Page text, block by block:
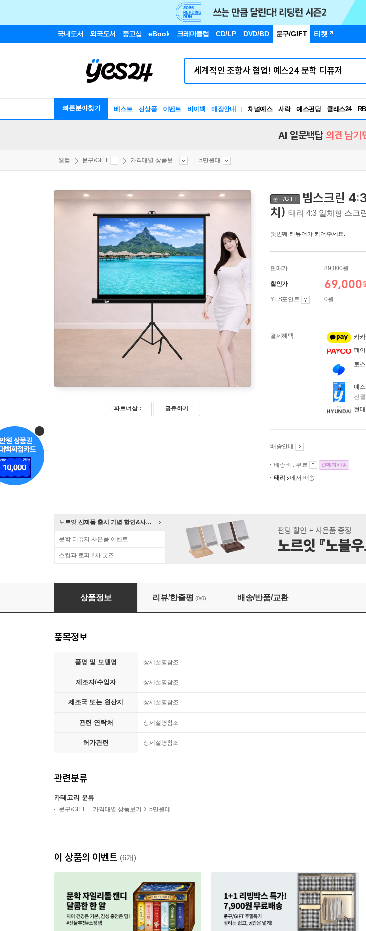
국내도서 외국도서 중고샵 eBook 크레마클럽 CD/LP DVD/BD 문구/GIFT 티켓
빠른분야찾기 베스트 신상품 이벤트 바이백 매장안내 채널예스 사락 예스펀딩 클래스24
독
AI 일문백답 의견 남기
웰컴 문구/GIFT 가격대별 상품보... 5만원대
파트너샵 공유하기
문구/GIFT
빔스크린
치) 태리 4:3 일체형 스크
첫번째 리뷰어가 되어주세요.
판매가 89,000원
할인가 69,000
YES포인트 0원
결제혜택 카
페
토스
예
전
현
배송안내
배송비 : 무료 판매자 배송
태리 에서 배송
노르잇 신제품 출시 기념 할인&사은품 증정!
문학 디퓨저 사은품 이벤트
스킵과 로퍼 2차 굿즈
빔스크린 4:3 유압식 휴대용 가정용 족자 캠핑스크린 177.8cm(70인치)
상품정보 리뷰/한줄평 (0/0) 배송/반품/교환
품목정보
품명 및 모델명 상세설명참조
제조자/수입자 상세설명참조
제조국 또는 원산지 상세설명참조
관련 연락처 상세설명참조
허가관련 상세설명참조
관련분류
카테고리 분류
문구/GIFT 가격대별 상품보기 5만원대
이 상품의 이벤트 (6개)